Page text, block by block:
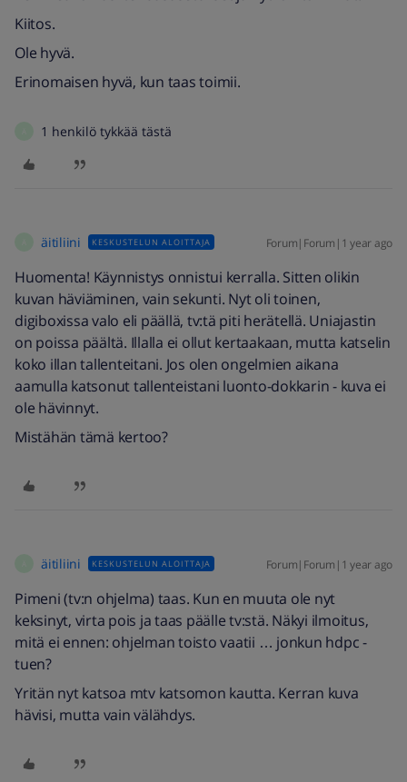
Kiitos.
Ole hyvä.
Erinomaisen hyvä, kun taas toimii.
1 henkilö tykkää tästä
äitiliini KESKUSTELUN ALOITTAJA Forum|Forum|1 year ago
Huomenta! Käynnistys onnistui kerralla. Sitten olikin
kuvan häviäminen, vain sekunti. Nyt oli toinen,
digiboxissa valo eli päällä, tv:tä piti herätellä. Uniajastin
on poissa päältä. Illalla ei ollut kertaakaan, mutta katselin
koko illan tallenteitani. Jos olen ongelmien aikana
aamulla katsonut tallenteistani luonto-dokkarin - kuva ei
ole hävinnyt.
Mistähän tämä kertoo?
äitiliini KESKUSTELUN ALOITTAJA Forum|Forum|1 year ago
Pimeni (tv:n ohjelma) taas. Kun en muuta ole nyt
keksinyt, virta pois ja taas päälle tv:stä. Näkyi ilmoitus,
mitä ei ennen: ohjelman toisto vaatii … jonkun hdpc -
tuen?
Yritän nyt katsoa mtv katsomon kautta. Kerran kuva
hävisi, mutta vain välähdys.